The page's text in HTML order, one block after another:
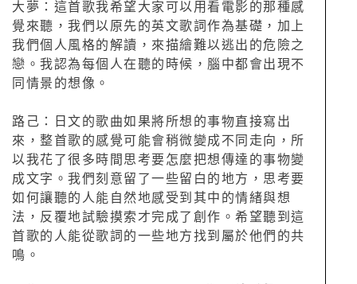
大夢：這首歌我希望大家可以用看電影的那種感
覺來聽，我們以原先的英文歌詞作為基礎，加上
我們個人風格的解讀，來描繪難以逃出的危險之
戀。我認為每個人在聽的時候，腦中都會出現不
同情景的想像。
路己：日文的歌曲如果將所想的事物直接寫出
來，整首歌的感覺可能會稍微變成不同走向，所
以我花了很多時間思考要怎麼把想傳達的事物變
成文字。我們刻意留了一些留白的地方，思考要
如何讓聽的人能自然地感受到其中的情緒與想
法，反覆地試驗摸索才完成了創作。希望聽到這
首歌的人能從歌詞的一些地方找到屬於他們的共
鳴。